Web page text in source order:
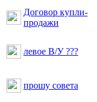
Договор купли-
продажи
левое В/У ???
прошу совета